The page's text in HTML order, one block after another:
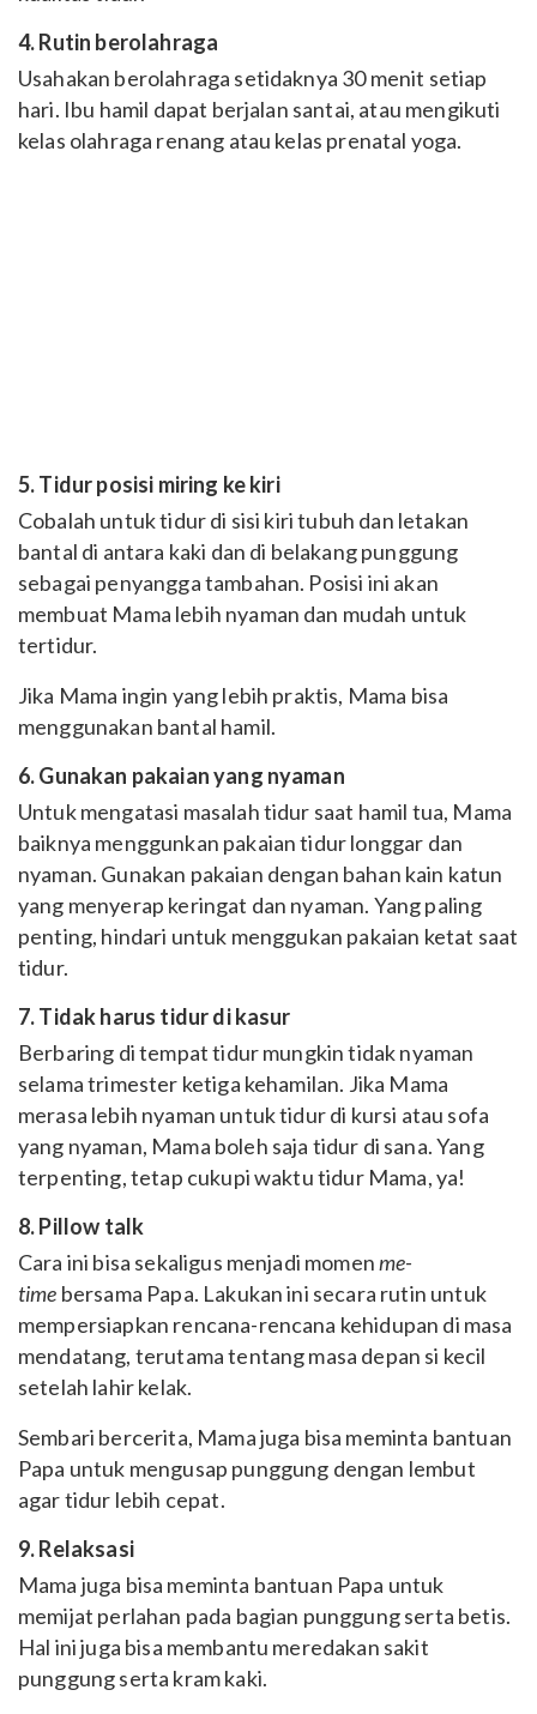
4. Rutin berolahraga
Usahakan berolahraga setidaknya 30 menit setiap
hari. Ibu hamil dapat berjalan santai, atau mengikuti
kelas olahraga renang atau kelas prenatal yoga.
5. Tidur posisi miring ke kiri
Cobalah untuk tidur di sisi kiri tubuh dan letakan
bantal di antara kaki dan di belakang punggung
sebagai penyangga tambahan. Posisi ini akan
membuat Mama lebih nyaman dan mudah untuk
tertidur.
Jika Mama ingin yang lebih praktis, Mama bisa
menggunakan bantal hamil.
6. Gunakan pakaian yang nyaman
Untuk mengatasi masalah tidur saat hamil tua, Mama
baiknya menggunkan pakaian tidur longgar dan
nyaman. Gunakan pakaian dengan bahan kain katun
yang menyerap keringat dan nyaman. Yang paling
penting, hindari untuk menggukan pakaian ketat saat
tidur.
7. Tidak harus tidur di kasur
Berbaring di tempat tidur mungkin tidak nyaman
selama trimester ketiga kehamilan. Jika Mama
merasa lebih nyaman untuk tidur di kursi atau sofa
yang nyaman, Mama boleh saja tidur di sana. Yang
terpenting, tetap cukupi waktu tidur Mama, ya!
8. Pillow talk
Cara ini bisa sekaligus menjadi momenme-
time bersama Papa. Lakukan ini secara rutin untuk
mempersiapkan rencana-rencana kehidupan di masa
mendatang, terutama tentang masa depan si kecil
setelah lahir kelak.
Sembari bercerita, Mama juga bisa meminta bantuan
Papa untuk mengusap punggung dengan lembut
agar tidur lebih cepat.
9. Relaksasi
Mama juga bisa meminta bantuan Papa untuk
memijat perlahan pada bagian punggung serta betis.
Hal ini juga bisa membantu meredakan sakit
punggung serta kram kaki.